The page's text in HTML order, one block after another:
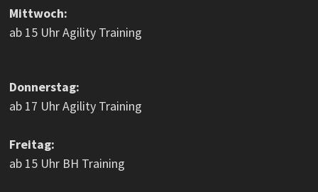
Mittwoch:
ab 15 Uhr Agility Training
Donnerstag:
ab 17 Uhr Agility Training
Freitag:
ab 15 Uhr BH Training